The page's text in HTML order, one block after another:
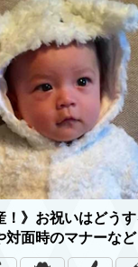
！》お祝いはどう
対面時のマナーなど